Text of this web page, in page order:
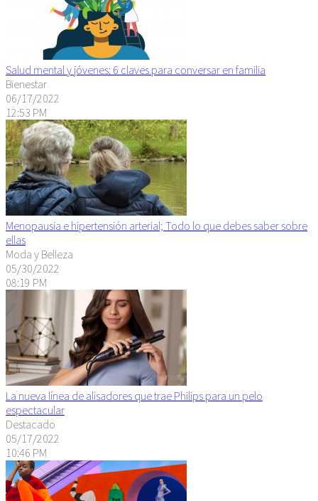
Salud mental y jóvenes: 6 claves para conversar en familia
Bienestar
06/17/2022
12:53 PM
Menopausia e hipertensión arterial; Todo lo que debes saber sobre
ellas
Moda y Belleza
05/30/2022
08:19 PM
La nueva línea de alisadores que trae Philips para un pelo
espectacular
Destacado
05/17/2022
10:46 PM